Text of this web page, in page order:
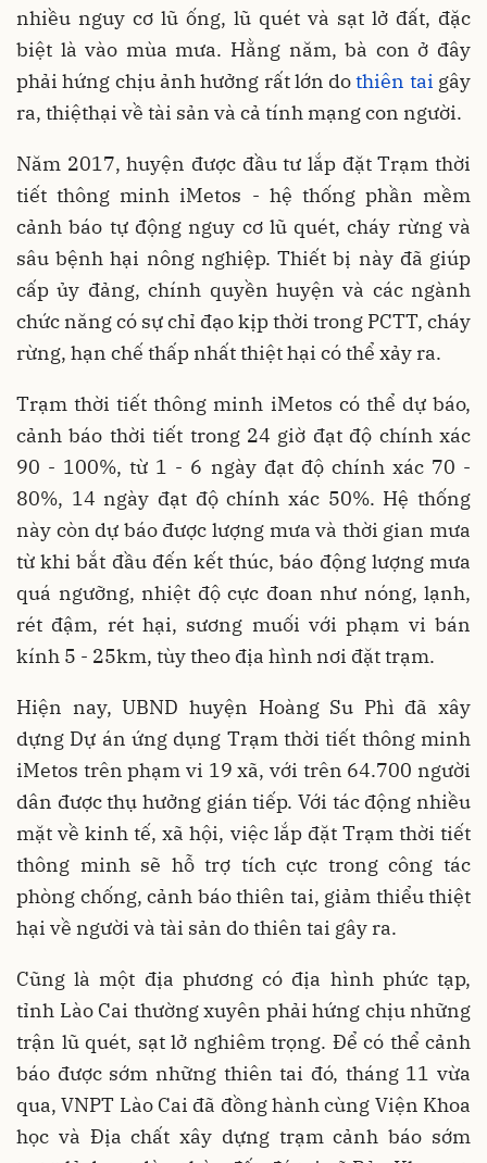
nhiều nguy cơ lũ ống, lũ quét và sạt lở đất, đặc
biệt là vào mùa mưa. Hằng năm, bà con ở đây
phải hứng chịu ảnh hưởng rất lớn dothiên tai gây
ra, thiệthại về tài sản và cả tính mạng con người.
Năm 2017, huyện được đầu tư lắp đặt Trạm thời
tiết thông minh iMetos - hệ thống phần mềm
cảnh báo tự động nguy cơ lũ quét, cháy rừng và
sâu bệnh hại nông nghiệp. Thiết bị này đã giúp
cấp ủy đảng, chính quyền huyện và các ngành
chức năng có sự chỉ đạo kịp thời trong PCTT, cháy
rừng, hạn chế thấp nhất thiệt hại có thể xảy ra.
Trạm thời tiết thông minh iMetos có thể dự báo,
cảnh báo thời tiết trong 24 giờ đạt độ chính xác
90 - 100%, từ 1 - 6 ngày đạt độ chính xác 70 -
80%, 14 ngày đạt độ chính xác 50%. Hệ thống
này còn dự báo được lượng mưa và thời gian mưa
từ khi bắt đầu đến kết thúc, báo động lượng mưa
quá ngưỡng, nhiệt độ cực đoan như nóng, lạnh,
rét đậm, rét hại, sương muối với phạm vi bán
kính 5 - 25km, tùy theo địa hình nơi đặt trạm.
Hiện nay, UBND huyện Hoàng Su Phì đã xây
dựng Dự án ứng dụng Trạm thời tiết thông minh
iMetos trên phạm vi 19 xã, với trên 64.700 người
dân được thụ hưởng gián tiếp. Với tác động nhiều
mặt về kinh tế, xã hội, việc lắp đặt Trạm thời tiết
thông minh sẽ hỗ trợ tích cực trong công tác
phòng chống, cảnh báo thiên tai, giảm thiểu thiệt
hại về người và tài sản do thiên tai gây ra.
Cũng là một địa phương có địa hình phức tạp,
tỉnh Lào Cai thường xuyên phải hứng chịu những
trận lũ quét, sạt lở nghiêm trọng. Để có thể cảnh
báo được sớm những thiên tai đó, tháng 11 vừa
qua, VNPT Lào Cai đã đồng hành cùng Viện Khoa
học và Địa chất xây dựng trạm cảnh báo sớm